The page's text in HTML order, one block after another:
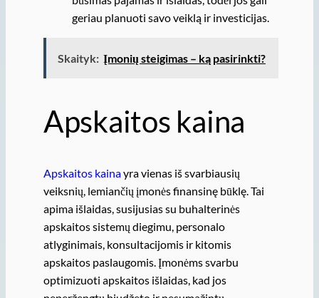
geriau planuoti savo veiklą ir investicijas.
Skaityk: Įmonių steigimas – ką pasirinkti?
Apskaitos kaina
Apskaitos kainayra vienas iš svarbiausių
veiksnių, lemiančių įmonės finansinę būklę. Tai
apima išlaidas, susijusias su buhalterinės
apskaitos sistemų diegimu, personalo
atlyginimais, konsultacijomis ir kitomis
apskaitos paslaugomis. Įmonėms svarbu
optimizuoti apskaitos išlaidas, kad jos